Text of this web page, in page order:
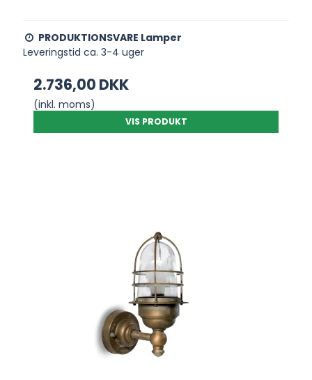
PRODUKTIONSVARE Lamper
Leveringstid ca. 3-4 uger
2.736,00 DKK
(inkl. moms)
VIS PRODUKT